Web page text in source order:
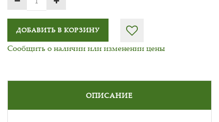
ДОБАВИТЬ В КОРЗИНУ
Сообщить о наличии или изменении цены
ОПИСАНИЕ